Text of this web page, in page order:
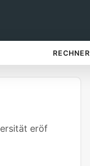
RECHNER
eröf